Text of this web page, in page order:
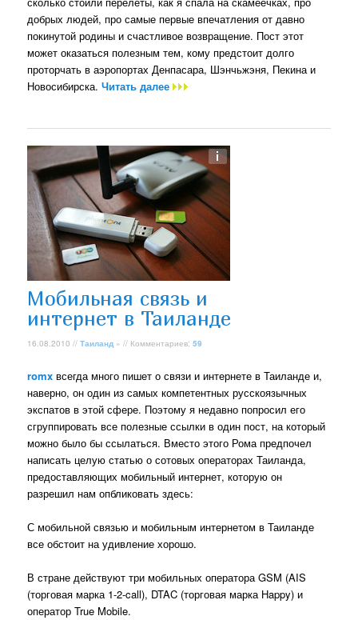
добрых людей, про самые первые впечатления от давно
покинутой родины и счастливое возвращение. Пост этот
может оказаться полезным тем, кому предстоит долго
проторчать в аэропортах Денпасара, Шэнчьжэня, Пекина и
Новосибирска.Читать далее
Мобильная связь и
интернет в Таиланде
16.08.2010 //Таиланд » // Комментариев:59
romx всегда много пишет о связи и интернете в Таиланде и,
наверно, он один из самых компетентных русскоязычных
экспатов в этой сфере. Поэтому я недавно попросил его
сгруппировать все полезные ссылки в один пост, на который
можно было бы ссылаться. Вместо этого Рома предпочел
написать целую статью о сотовых операторах Таиланда,
предоставляющих мобильный интернет, которую он
разрешил нам опбликовать здесь:
С мобильной связью и мобильным интернетом в Таиланде
все обстоит на удивление хорошо.
В стране действуют три мобильных оператора GSM (AIS
(торговая марка 1-2-call), DTAC (торговая марка Happy) и
оператор True Mobile.